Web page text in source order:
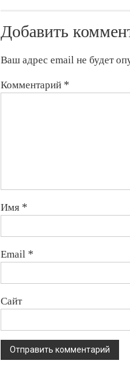
Добавить
Ваш адрес email не будет
Комментарий *
Имя *
Email *
Сайт